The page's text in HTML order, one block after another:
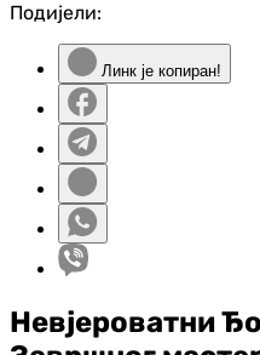
Подијели:
Линк је копиран!
Невјероватни